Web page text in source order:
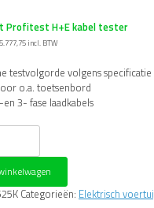
Profitest H+E kabel tester
5.777,75 incl. BTW
testvolgorde volgens
o.a. toetsenbord
3- fase laadkabels
Categorieën: Elektrisch